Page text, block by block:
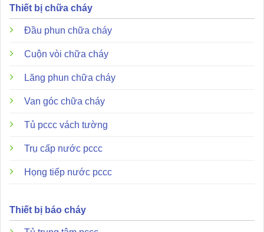
Dòng tủ Horing AH-03312 không chỉ là một bộ điều khiển
thông thường mà còn tích hợp nhiều công nghệ bảo vệ
Thiết bị chữa cháy
Đầu phun chữa cháy
Cuộn vòi chữa cháy
Lăng phun chữa cháy
Van góc chữa cháy
Tủ pccc vách tường
Trụ cấp nước pccc
Họng tiếp nước pccc
Thiết bị báo cháy